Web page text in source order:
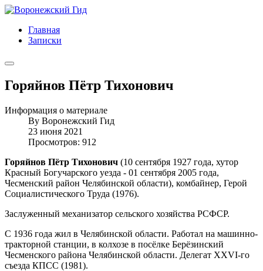
Главная
Записки
Горяйнов Пётр Тихонович
Информация о материале
By Воронежский Гид
23 июня 2021
Просмотров: 912
Горяйнов Пётр Тихонович (10 сентября 1927 года, хутор
Красный Богучарского уезда - 01 сентября 2005 года,
Чесменский район Челябинской области), комбайнер, Герой
Социалистического Труда (1976).
Заслуженный механизатор сельского хозяйства РСФСР.
С 1936 года жил в Челябинской области. Работал на машинно-
тракторной станции, в колхозе в посёлке Берёзинский
Чесменского района Челябинской области. Делегат XXVI-го
съезда КПСС (1981).